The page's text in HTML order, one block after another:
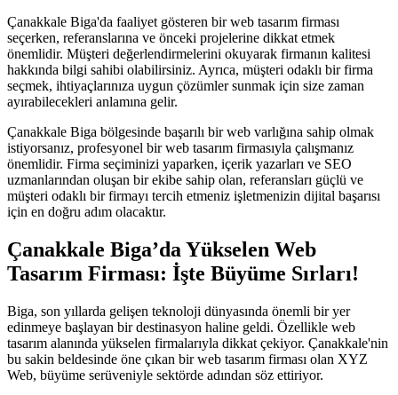
Çanakkale Biga'da faaliyet gösteren bir web tasarım firması
seçerken, referanslarına ve önceki projelerine dikkat etmek
önemlidir. Müşteri değerlendirmelerini okuyarak firmanın kalitesi
hakkında bilgi sahibi olabilirsiniz. Ayrıca, müşteri odaklı bir firma
seçmek, ihtiyaçlarınıza uygun çözümler sunmak için size zaman
ayırabilecekleri anlamına gelir.
Çanakkale Biga bölgesinde başarılı bir web varlığına sahip olmak
istiyorsanız, profesyonel bir web tasarım firmasıyla çalışmanız
önemlidir. Firma seçiminizi yaparken, içerik yazarları ve SEO
uzmanlarından oluşan bir ekibe sahip olan, referansları güçlü ve
müşteri odaklı bir firmayı tercih etmeniz işletmenizin dijital başarısı
için en doğru adım olacaktır.
Çanakkale Biga’da Yükselen Web
Tasarım Firması: İşte Büyüme Sırları!
Biga, son yıllarda gelişen teknoloji dünyasında önemli bir yer
edinmeye başlayan bir destinasyon haline geldi. Özellikle web
tasarım alanında yükselen firmalarıyla dikkat çekiyor. Çanakkale'nin
bu sakin beldesinde öne çıkan bir web tasarım firması olan XYZ
Web, büyüme serüveniyle sektörde adından söz ettiriyor.